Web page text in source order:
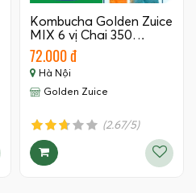
Kombucha Golden Zuice
MIX 6 vị Chai 350…
72.000 đ
Hà Nội
Golden Zuice
(2.67/5)